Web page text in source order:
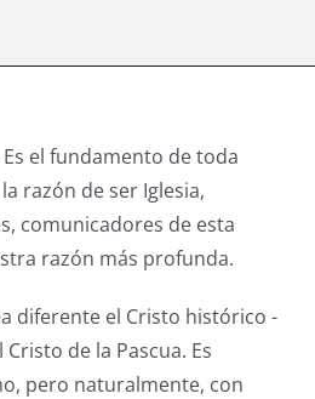
el fundamento de toda
razón de ser Iglesia,
comunicadores de esta
razón más profunda.
diferente el Cristo histórico -
de la Pascua. Es
pero naturalmente, con